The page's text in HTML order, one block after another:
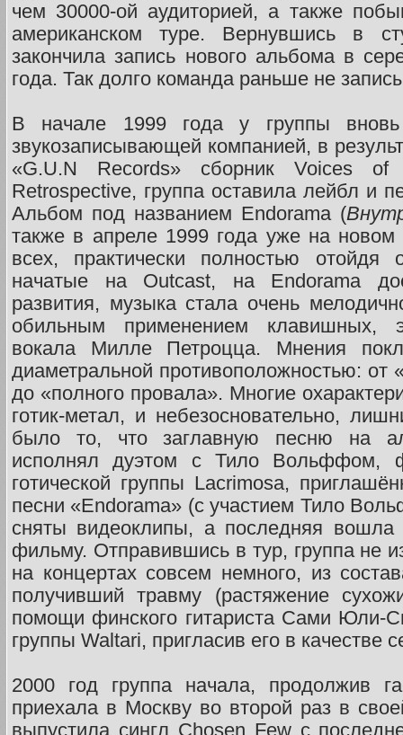
чем 30000-ой аудиторией, а также
американском туре. Вернувшись в
закончила запись нового альбома в
года. Так долго команда раньше не
В начале 1999 года у группы
звукозаписывающей компанией, в
«G.U.N Records» сборник Voices
Retrospective, группа оставила лейбл и
Альбом под названием Endorama (
также в апреле 1999 года уже на
всех, практически полностью отойдя
начатые на Outcast, на Endorama
развития, музыка стала очень
обильным применением клавишных,
вокала Милле Петроцца. Мнения
диаметральной противоположностью: от
до «полного провала». Многие
готик-метал, и небезосновательно,
было то, что заглавную песню на
исполнял дуэтом с Тило Вольффом,
готической группы Lacrimosa,
песни «Endorama» (с участием Тило
сняты видеоклипы, а последняя вошла
фильму. Отправившись в тур, группа не
на концертах совсем немного, из
получивший травму (растяжение
помощи финского гитариста Сами Юли-
группы Waltari, пригласив его в качестве
2000 год группа начала, продолжив
приехала в Москву во второй раз в
выпустила сингл Chosen Few с